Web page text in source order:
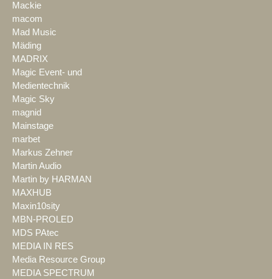
Mackie
macom
Mad Music
Mäding
MADRIX
Magic Event- und
Medientechnik
Magic Sky
magnid
Mainstage
marbet
Markus Zehner
Martin Audio
Martin by HARMAN
MAXHUB
Maxin10sity
MBN-PROLED
MDS PAtec
MEDIA IN RES
Media Resource Group
MEDIA SPECTRUM